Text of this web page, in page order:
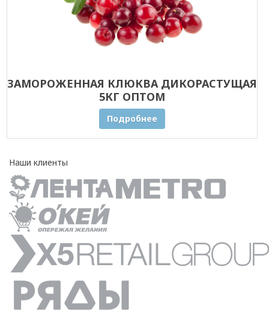
ЗАМОРОЖЕННАЯ КЛЮКВА ДИКОРАСТУЩАЯ
5КГ ОПТОМ
Подробнее
Наши клиенты